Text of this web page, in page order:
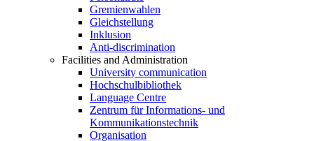
Gremienwahlen
Gleichstellung
Inklusion
Anti-discrimination
Facilities and Administration
University communication
Hochschulbibliothek
Language Centre
Zentrum für Informations- und
Kommunikationstechnik
Organisation